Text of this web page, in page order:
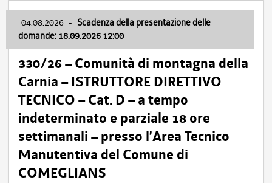
04.08.2026 - Scadenza della presentazione delle
domande: 18.09.2026 12:00
330/26 – Comunità di montagna della
Carnia – ISTRUTTORE DIRETTIVO
TECNICO – Cat. D – a tempo
indeterminato e parziale 18 ore
settimanali – presso l’Area Tecnico
Manutentiva del Comune di
COMEGLIANS